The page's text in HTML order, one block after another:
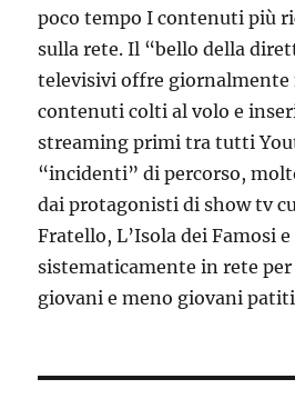
poco tempo I contenuti più
sulla rete. Il “bello della
televisivi offre
contenuti colti al volo e
streaming primi tra tutti
“incidenti” di percorso,
dai protagonisti di show tv
Fratello, L’Isola dei Famosi
sistematicamente in rete
giovani e meno giovani